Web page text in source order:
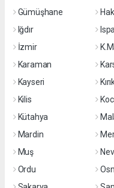
Gümüşhane
Iğdır
İzmir
Karaman
Kayseri
Kilis
Kütahya
Mardin
Muş
Ordu